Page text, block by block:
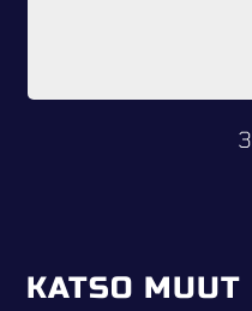
KATSO